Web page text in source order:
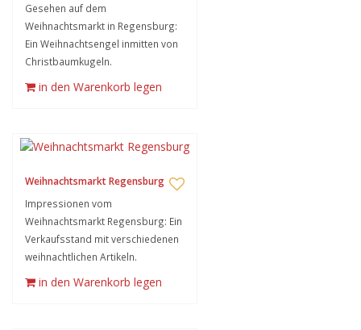
Gesehen auf dem
Weihnachtsmarkt in Regensburg:
Ein Weihnachtsengel inmitten von
Christbaumkugeln.
in den Warenkorb legen
Weihnachtsmarkt Regensburg
Impressionen vom
Weihnachtsmarkt Regensburg: Ein
Verkaufsstand mit verschiedenen
weihnachtlichen Artikeln.
in den Warenkorb legen